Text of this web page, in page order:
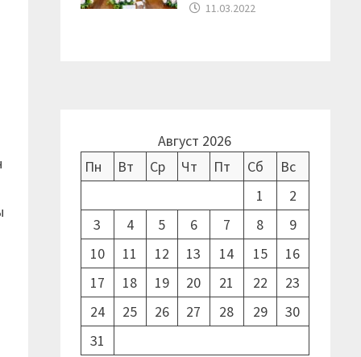
11.03.2022
Август 2026
Пн
Вт Ср Чт Пт Сб
Вс
1
2
3
4 5 6 7 8
9
10
11 12 13 14 15
16
17
18 19 20 21 22
23
24
25 26 27 28 29
30
31